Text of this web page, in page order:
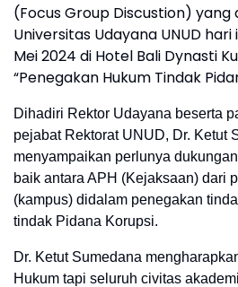
(Focus Group Discustion) yang
Universitas Udayana UNUD
Mei 2024 di Hotel Bali Dynasti
“Penegakan Hukum Tindak
Dihadiri Rektor Udayana beserta
pejabat Rektorat UNUD, Dr. Ketut
menyampaikan perlunya
baik antara APH (Kejaksaan) dari
(kampus) didalam penegakan
tindak Pidana Korupsi.
Dr. Ketut Sumedana
Hukum tapi seluruh civitas